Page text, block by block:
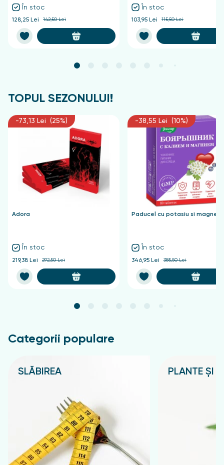
În stoc
128,25 Lei 142,50 Lei
În stoc
103,95 Lei 115,50 Lei
TOPUL SEZONULUI!
-73,13 Lei (25%)
Adora
În stoc
219,38 Lei 292,50 Lei
-38,55 Lei (10%)
Paducel cu potasiu si
În stoc
346,95 Lei 385,50 Lei
Categorii populare
SLĂBIREA PLANTE ȘI